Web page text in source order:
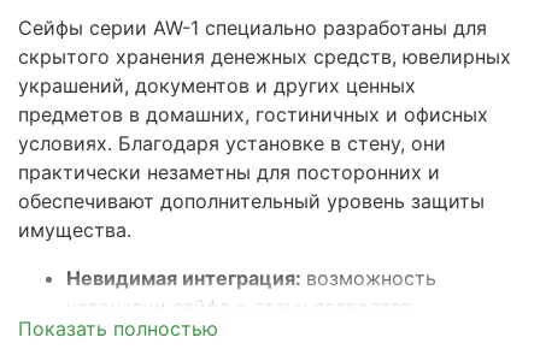
Сейфы серии AW-1 специально разработаны для
скрытого хранения денежных средств, ювелирных
украшений, документов и других ценных
предметов в домашних, гостиничных и офисных
условиях. Благодаря установке в стену, они
практически незаметны для посторонних и
обеспечивают дополнительный уровень защиты
имущества.
Невидимая интеграция: возможность
установки сейфа в стену позволяет
эффективно маскировать его, уменьшая риск
Показать полностью